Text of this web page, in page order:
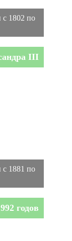
1802 по
III
1881 по
годов